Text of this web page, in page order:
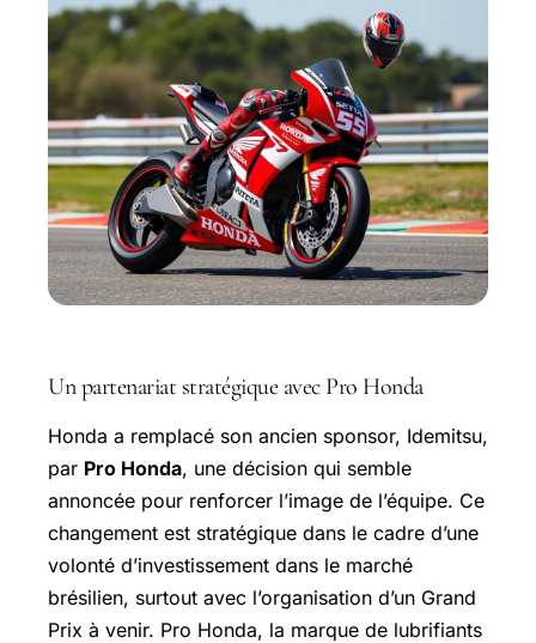
Un partenariat stratégique avec Pro Honda
Honda a remplacé son ancien sponsor, Idemitsu,
par Pro Honda, une décision qui semble
annoncée pour renforcer l’image de l’équipe. Ce
changement est stratégique dans le cadre d’une
volonté d’investissement dans le marché
brésilien, surtout avec l’organisation d’un Grand
Prix à venir. Pro Honda, la marque de lubrifiants